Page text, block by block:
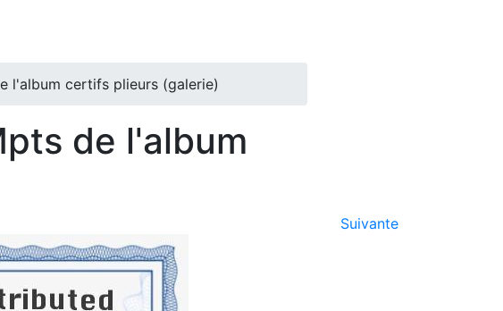
l'album certifs plieurs (galerie)
de l'album
Suivante